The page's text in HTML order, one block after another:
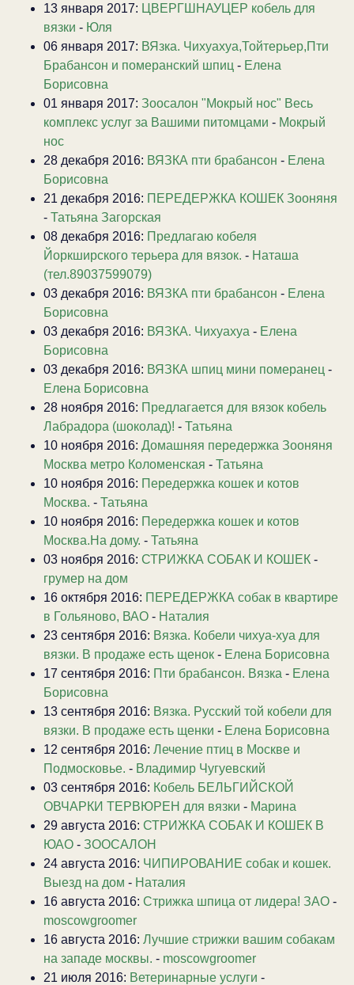
13 января 2017: ЦВЕРГШНАУЦЕР кобель для
вязки - Юля
06 января 2017: ВЯзка. Чихуахуа,Тойтерьер,Пти
Брабансон и померанский шпиц - Елена
Борисовна
01 января 2017: Зоосалон "Мокрый нос" Весь
комплекс услуг за Вашими питомцами - Мокрый
нос
28 декабря 2016: ВЯЗКА пти брабансон - Елена
Борисовна
21 декабря 2016: ПЕРЕДЕРЖКА КОШЕК Зооняня
- Татьяна Загорская
08 декабря 2016: Предлагаю кобеля
Йоркширского терьера для вязок. - Наташа
(тел.89037599079)
03 декабря 2016: ВЯЗКА пти брабансон - Елена
Борисовна
03 декабря 2016: ВЯЗКА. Чихуахуа - Елена
Борисовна
03 декабря 2016: ВЯЗКА шпиц мини померанец -
Елена Борисовна
28 ноября 2016: Предлагается для вязок кобель
Лабрадора (шоколад)! - Татьяна
10 ноября 2016: Домашняя передержка Зооняня
Москва метро Коломенская - Татьяна
10 ноября 2016: Передержка кошек и котов
Москва. - Татьяна
10 ноября 2016: Передержка кошек и котов
Москва.На дому. - Татьяна
03 ноября 2016: СТРИЖКА СОБАК И КОШЕК -
грумер на дом
16 октября 2016: ПЕРЕДЕРЖКА собак в квартире
в Гольяново, ВАО - Наталия
23 сентября 2016: Вязка. Кобели чихуа-хуа для
вязки. В продаже есть щенок - Елена Борисовна
17 сентября 2016: Пти брабансон. Вязка - Елена
Борисовна
13 сентября 2016: Вязка. Русский той кобели для
вязки. В продаже есть щенки - Елена Борисовна
12 сентября 2016: Лечение птиц в Москве и
Подмосковье. - Владимир Чугуевский
03 сентября 2016: Кобель БЕЛЬГИЙСКОЙ
ОВЧАРКИ ТЕРВЮРЕН для вязки - Марина
29 августа 2016: СТРИЖКА СОБАК И КОШЕК В
ЮАО - ЗООСАЛОН
24 августа 2016: ЧИПИРОВАНИЕ собак и кошек.
Выезд на дом - Наталия
16 августа 2016: Стрижка шпица от лидера! ЗАО -
moscowgroomer
16 августа 2016: Лучшие стрижки вашим собакам
на западе москвы. - moscowgroomer
21 июля 2016: Ветеринарные услуги -